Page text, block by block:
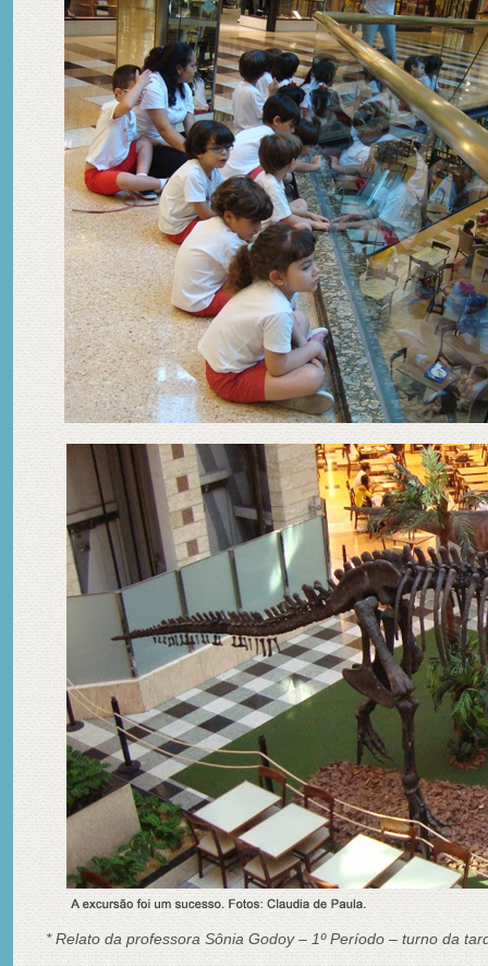
* Relato da professora Sônia Godoy – 1º Período – turno da